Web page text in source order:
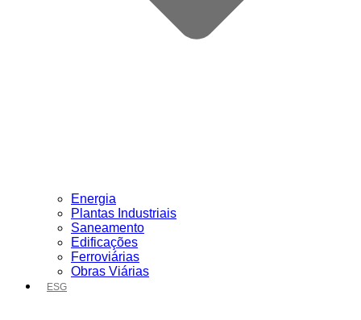
Energia
Plantas Industriais
Saneamento
Edificações
Ferroviárias
Obras Viárias
ESG